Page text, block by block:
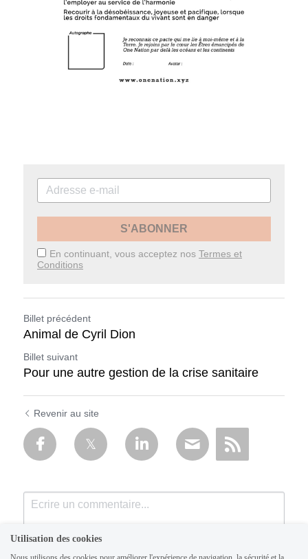
S'ABONNER
En continuant, vous acceptez nos Termes et
Conditions
Billet précédent
Animal de Cyril Dion
Billet suivant
Pour une autre gestion de la crise sanitaire
Revenir au site
Utilisation des cookies